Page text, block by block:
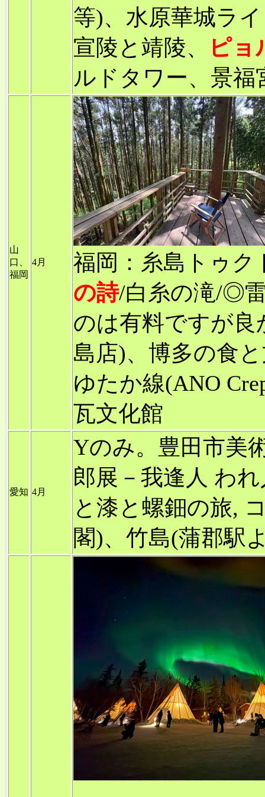
等)、水原華城ラ
宣陵と靖陵、
ピョ
ルドタワー、景福
山
口、
福岡
4月
福岡：糸島トゥ
の詩/白糸の滝/◎
のは有料ですが良
島店)、博多の食
ゆたか線(ANO
瓦文化館
愛知 4月
Yのみ。豊田市美
郎展－我逢人 わ
と漆と螺鈿の旅,
閣)、竹島(蒲郡駅